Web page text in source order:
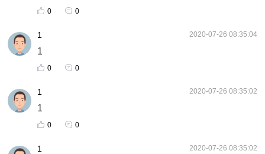
0 0
2020-07-26 08:35:04
1
1
0 0
2020-07-26 08:35:02
1
1
0 0
2020-07-26 08:35:02
1